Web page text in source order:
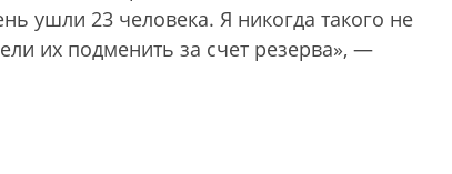
ушли 23 человека. Я никогда такого не
их подменить за счет резерва», —